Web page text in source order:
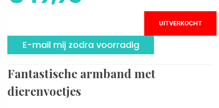
UITVERKOCHT
E-mail mij zodra voorradig
Fantastische armband met
dierenvoetjes